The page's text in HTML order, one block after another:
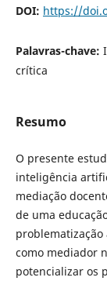
DOI: https://
Palavras-chave:
crítica
Resumo
O presente
inteligência
mediação
de uma
como mediador
potencializar os